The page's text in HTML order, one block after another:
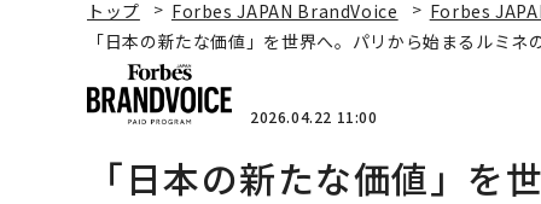
トップ Forbes JAPAN BrandVoice
Forbes
「日本の新たな価値」を世界へ。パリから始まるルミネ
2026.04.22 11:00
「日本の新たな価値」を